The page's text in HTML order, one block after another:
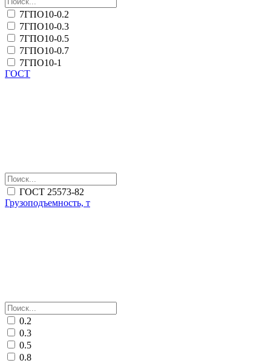
7ГПО10-0.2
7ГПО10-0.3
7ГПО10-0.5
7ГПО10-0.7
7ГПО10-1
ГОСТ
ГОСТ 25573-82
Грузоподъемность, т
0.2
0.3
0.5
0.8